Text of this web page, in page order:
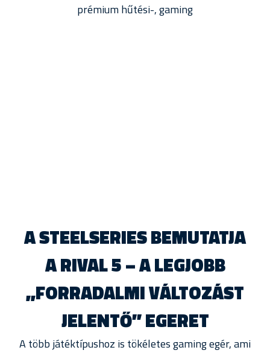
prémium hűtési-, gaming
A STEELSERIES BEMUTATJA
A RIVAL 5 – A LEGJOBB
„FORRADALMI VÁLTOZÁST
JELENTŐ” EGERET
A több játéktípushoz is tökéletes gaming egér, ami